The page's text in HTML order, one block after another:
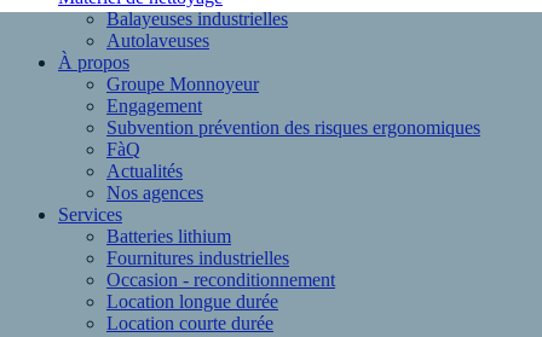
Balayeuses industrielles
Autolaveuses
À propos
Groupe Monnoyeur
Engagement
Subvention prévention des risques ergonomiques
FàQ
Actualités
Nos agences
Services
Batteries lithium
Fournitures industrielles
Occasion - reconditionnement
Location longue durée
Location courte durée